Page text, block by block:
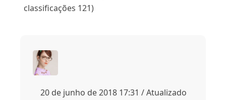
classificações 121)
20 de junho de 2018 17:31 / Atualizado